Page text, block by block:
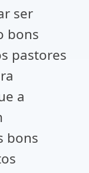
ser
bons
pastores
a
bons